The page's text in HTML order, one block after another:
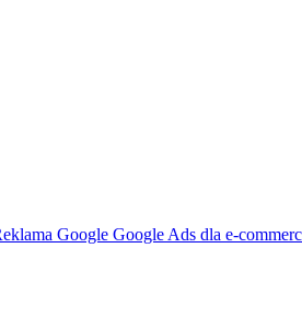
Google Google Ads dla e-